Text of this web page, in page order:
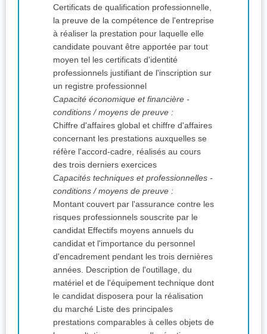
Certificats de qualification professionnelle,
la preuve de la compétence de l'entreprise
à réaliser la prestation pour laquelle elle
candidate pouvant être apportée par tout
moyen tel les certificats d'identité
professionnels justifiant de l'inscription sur
un registre professionnel
Capacité économique et financière -
conditions / moyens de preuve :
Chiffre d'affaires global et chiffre d'affaires
concernant les prestations auxquelles se
réfère l'accord-cadre, réalisés au cours
des trois derniers exercices
Capacités techniques et professionnelles -
conditions / moyens de preuve :
Montant couvert par l'assurance contre les
risques professionnels souscrite par le
candidat Effectifs moyens annuels du
candidat et l'importance du personnel
d'encadrement pendant les trois dernières
années. Description de l'outillage, du
matériel et de l'équipement technique dont
le candidat disposera pour la réalisation
du marché Liste des principales
prestations comparables à celles objets de